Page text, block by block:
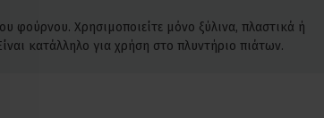
φούρνου. Χρησιμοποιείτε μόνο ξύλινα, πλαστικά ή
κατάλληλο για χρήση στο πλυντήριο πιάτων.